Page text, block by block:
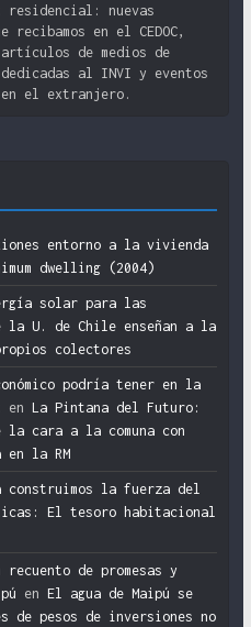
nuevas
recibamos en el CEDOC,
de medios de
al INVI y eventos
el extranjero.
entorno a la vivienda
dwelling (2004)
solar para las
la U. de Chile enseñan a la
colectores
podría tener en la
en La Pintana del Futuro:
la cara a la comuna con
la RM
la fuerza del
El tesoro habitacional
recuento de promesas y
en El agua de Maipú se
de pesos de inversiones no